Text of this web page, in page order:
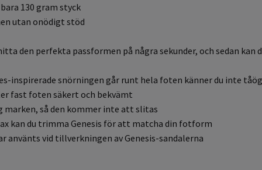
130 gram styck
utan onödigt stöd
den perfekta passformen på några sekunder, och sedan kan
inspirerade snörningen går runt hela foten känner du inte
fast foten säkert och bekvämt
marken, så den kommer inte att slitas
kan du trimma Genesis för att matcha din fotform
använts vid tillverkningen av Genesis-sandalerna